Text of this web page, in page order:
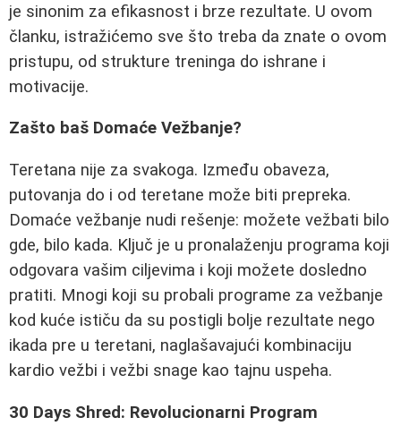
je sinonim za efikasnost i brze rezultate. U ovom
članku, istražićemo sve što treba da znate o ovom
pristupu, od strukture treninga do ishrane i
motivacije.
Zašto baš Domaće Vežbanje?
Teretana nije za svakoga. Između obaveza,
putovanja do i od teretane može biti prepreka.
Domaće vežbanje nudi rešenje: možete vežbati bilo
gde, bilo kada. Ključ je u pronalaženju programa koji
odgovara vašim ciljevima i koji možete dosledno
pratiti. Mnogi koji su probali programe za vežbanje
kod kuće ističu da su postigli bolje rezultate nego
ikada pre u teretani, naglašavajući kombinaciju
kardio vežbi i vežbi snage kao tajnu uspeha.
30 Days Shred: Revolucionarni Program